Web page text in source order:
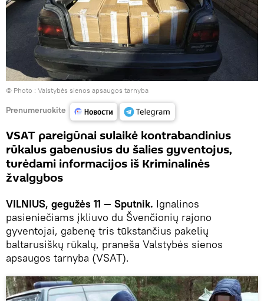
© Photo : Valstybės sienos apsaugos tarnyba
Prenumeruokite
VSAT pareigūnai sulaikė kontrabandinius
rūkalus gabenusius du šalies gyventojus,
turėdami informacijos iš Kriminalinės
žvalgybos
VILNIUS, gegužės 11 — Sputnik. Ignalinos
pasieniečiams įkliuvo du Švenčionių rajono
gyventojai, gabenę tris tūkstančius pakelių
baltarusiškų rūkalų, praneša Valstybės sienos
apsaugos tarnyba (VSAT).